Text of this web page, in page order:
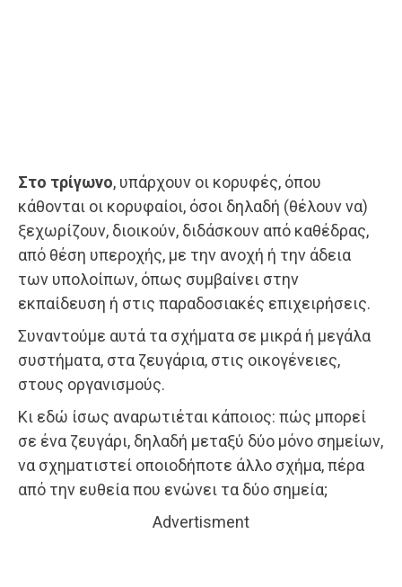
Στο τρίγωνο, υπάρχουν οι κορυφές, όπου
κάθονται οι κορυφαίοι, όσοι δηλαδή (θέλουν να)
ξεχωρίζουν, διοικούν, διδάσκουν από καθέδρας,
από θέση υπεροχής, με την ανοχή ή την άδεια
των υπολοίπων, όπως συμβαίνει στην
εκπαίδευση ή στις παραδοσιακές επιχειρήσεις.
Συναντούμε αυτά τα σχήματα σε μικρά ή μεγάλα
συστήματα, στα ζευγάρια, στις οικογένειες,
στους οργανισμούς.
Κι εδώ ίσως αναρωτιέται κάποιος: πώς μπορεί
σε ένα ζευγάρι, δηλαδή μεταξύ δύο μόνο σημείων,
να σχηματιστεί οποιοδήποτε άλλο σχήμα, πέρα
από την ευθεία που ενώνει τα δύο σημεία;
Advertisment